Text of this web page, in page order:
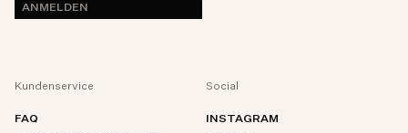
ANMELDEN
Kundenservice
FAQ
Social
INSTAGRAM